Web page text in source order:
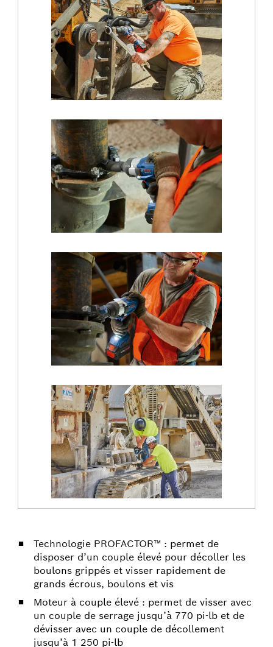
Technologie PROFACTOR™ : permet de
disposer d’un couple élevé pour décoller les
boulons grippés et visser rapidement de
grands écrous, boulons et vis
Moteur à couple élevé : permet de visser avec
un couple de serrage jusqu’à 770 pi-lb et de
dévisser avec un couple de décollement
jusqu’à 1 250 pi-lb